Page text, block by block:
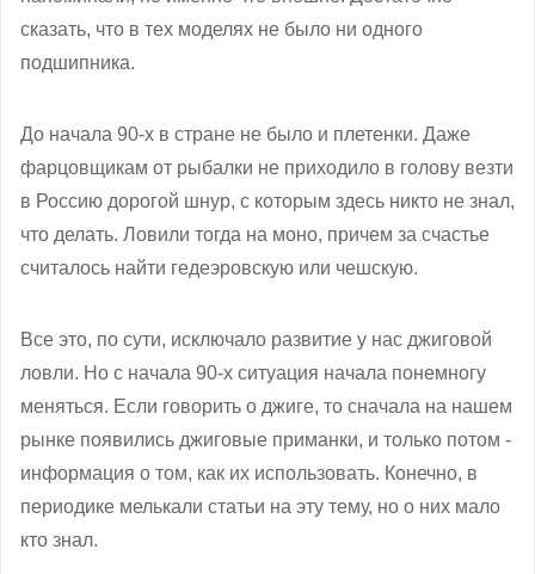
сказать, что в тех моделях не было ни одного
подшипника.
До начала 90-х в стране не было и плетенки. Даже
фарцовщикам от рыбалки не приходило в голову везти
в Россию дорогой шнур, с которым здесь никто не знал,
что делать. Ловили тогда на моно, причем за счастье
считалось найти гедеэровскую или чешскую.
Все это, по сути, исключало развитие у нас джиговой
ловли. Но с начала 90-х ситуация начала понемногу
меняться. Если говорить о джиге, то сначала на нашем
рынке появились джиговые приманки, и только потом -
информация о том, как их использовать. Конечно, в
периодике мелькали статьи на эту тему, но о них мало
кто знал.